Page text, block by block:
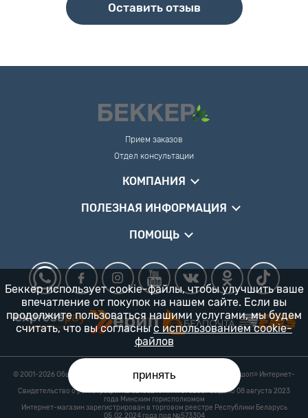
Оставить отзыв
Прием заказов
Отдел консультации
КОМПАНИЯ
ПОЛЕЗНАЯ ИНФОРМАЦИЯ
ПОМОЩЬ
© 2001-2026 Общество с ограниченной ответственностью «Гарденшоп» Интернет-
магазин «БЕККЕР™» 24/7
Свидетельство о регистрации № 0218821 УНП 193702687 выдано 08 августа 2023
года Минским горисполкомом
Интернет-магазин зарегистрирован в торговом реестре Республики Беларусь
05.02.2024 года под №573304
Беккер использует cookie-файлы, чтобы улучшить ваше
впечатление от покупок на нашем сайте. Если вы
продолжите пользоваться нашими услугами, мы будем
считать, что вы согласны с использованием cookie-
файлов
принять